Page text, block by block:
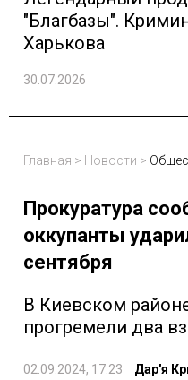
"Благбазы".
Харькова
30.07.2026
Главная > Новости >
Прокуратура
оккупанты
сентября
В Киевском
прогремели два
02.09.2024, 17:23 Дар'я